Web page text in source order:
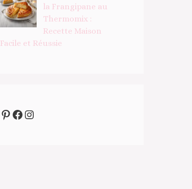
la Frangipane au
Thermomix :
Recette Maison
Facile et Réussie
Pinterest
Facebook
Instagram